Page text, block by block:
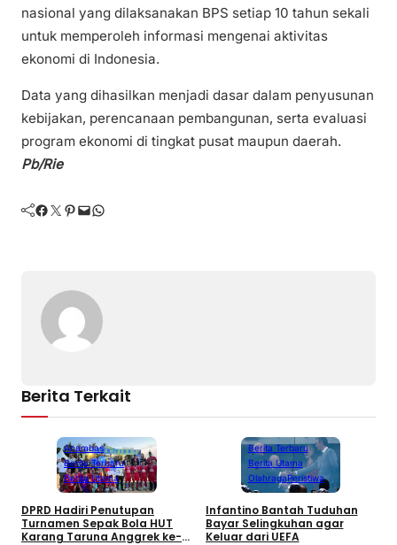
nasional yang dilaksanakan BPS setiap 10 tahun sekali
untuk memperoleh informasi mengenai aktivitas
ekonomi di Indonesia.
Data yang dihasilkan menjadi dasar dalam penyusunan
kebijakan, perencanaan pembangunan, serta evaluasi
program ekonomi di tingkat pusat maupun daerah.
Pb/Rie
Facebook Twitter Pinterest Mail WhatsApp
Berita Terkait
Anambas
Berita Terbaru
Berita Utama
DPRD Hadiri Penutupan
Turnamen Sepak Bola HUT
Karang Taruna Anggrek ke-
Berita Terbaru
Berita Utama
OlahragaPeristiwa
Infantino Bantah Tuduhan
Bayar Selingkuhan agar
Keluar dari UEFA